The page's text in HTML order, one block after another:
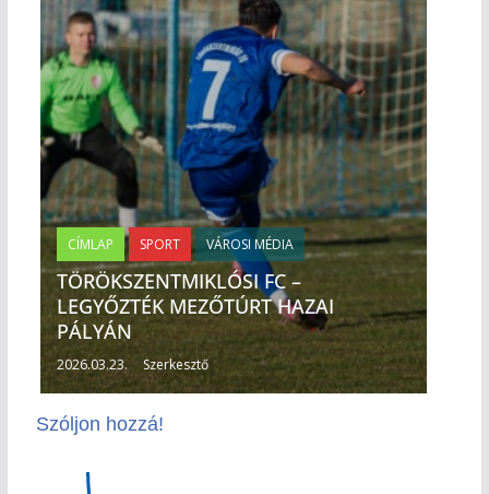
CÍMLAP SPORT VÁROSI MÉDIA
TÖRÖKSZENTMIKLÓSI FC –
LEGYŐZTÉK MEZŐTÚRT HAZAI
PÁLYÁN
2026.03.23. Szerkesztő
Szóljon hozzá!